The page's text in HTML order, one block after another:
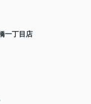
一丁目店